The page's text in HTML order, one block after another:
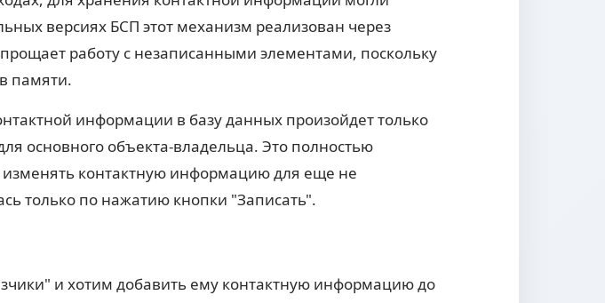
версиях БСП этот механизм реализован через
работу с незаписанными элементами, поскольку
памяти.
информации в базу данных произойдет только
основного объекта-владельца. Это полностью
изменять контактную информацию для еще не
только по нажатию кнопки "Записать".
и хотим добавить ему контактную информацию до